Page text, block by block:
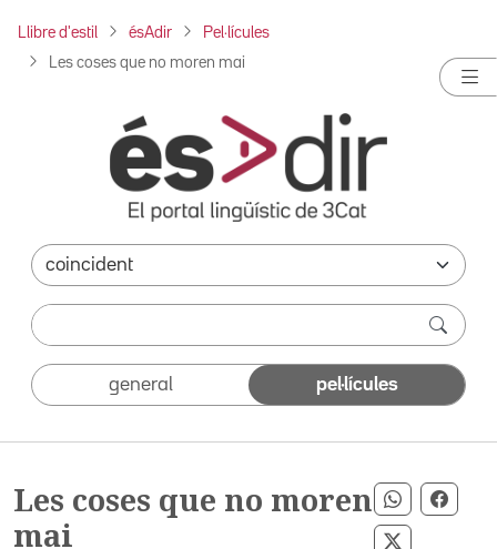
Llibre d'estil ésAdir Pel·lícules
Les coses que no moren mai
general pel·lícules
Les coses que no moren
mai
Compartir
Compartir